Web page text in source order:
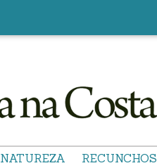
NATUREZA RECUNCHOS